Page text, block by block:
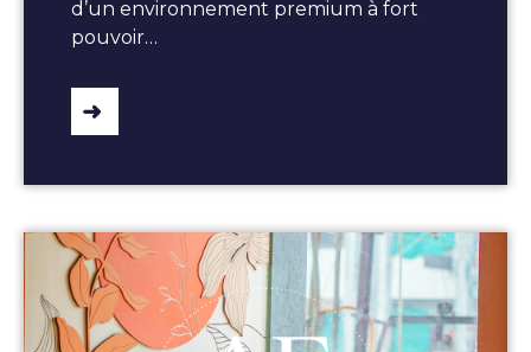
d’un environnement premium à fort
pouvoir…